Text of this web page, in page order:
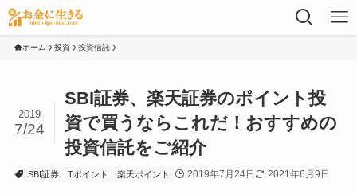
ホーム 投資 投資信託
SBI証券、楽天証券のポイント投
資で買うならこれだ！おすすめの
投資信託をご紹介
2019
7/24
SBI証券 Tポイント 楽天ポイント 2019年7月24日 2021年6月9日